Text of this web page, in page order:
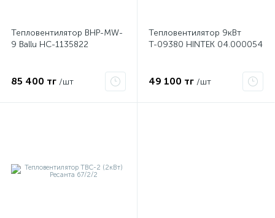
Тепловентилятор BHP-MW-
9 Ballu НС-1135822
85 400 тг /шт
Тепловентилятор 9кВт
Т-09380 HINTEK 04.000054
49 100 тг /шт